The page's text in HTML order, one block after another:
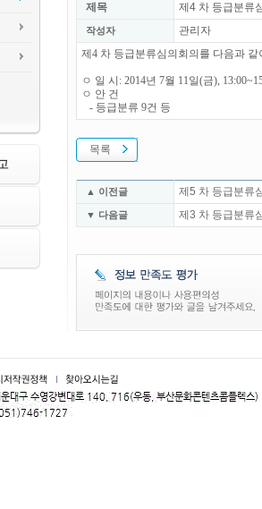
제목 제4 차 등급분류
작성자
관리자
제4 차 등급분류심의회의를 다음과
ㅇ 일 시: 2014년 7월 11일(금),
ㅇ 안 건
- 등급분류 9건 등
목록
▲ 이전글 제5 차 등급분류
▼ 다음글 제3 차 등급분류